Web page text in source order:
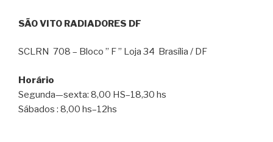
SÃO VITO RADIADORES DF
SCLRN 708 – Bloco ” F ” Loja 34 Brasília / DF
Horário
Segunda—sexta: 8,00 HS–18,30 hs
Sábados : 8,00 hs–12hs